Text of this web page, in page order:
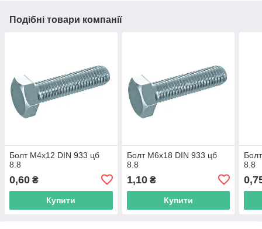
Подібні товари компанії
Болт М4х12 DIN 933 цб
8.8
0,60 ₴
Купити
Болт М6х18 DIN 933 цб
8.8
1,10₴
Купити
8.8